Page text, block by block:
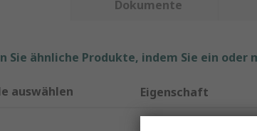
Dokumente
Sie ähnliche Produkte, indem Sie ein
auswählen Eigenschaft